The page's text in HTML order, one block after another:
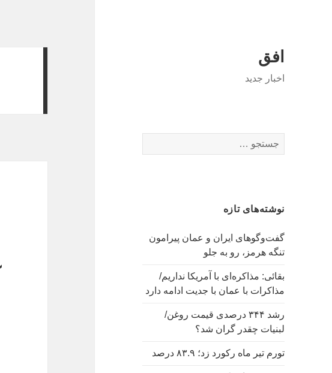
افق
اخبار جدید
برای:
نوشته‌های تازه
گفت‌وگوهای ایران و عمان پیرامون
تنگه هرمز، رو به جلو
بقائی: مذاکره‌ای با آمریکا نداریم/
مذاکرات با عمان با جدیت ادامه دارد
رشد ۳۴۴ درصدی قیمت روغن/
لبنیات چقدر گران شد؟
تورم تیر ماه رکورد زد؛ ۸۳.۹ درصد